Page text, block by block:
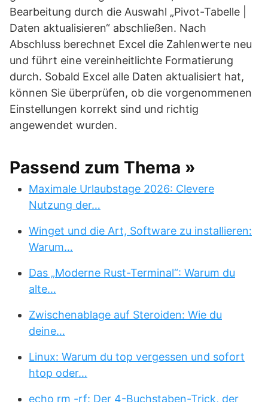
Bearbeitung durch die Auswahl „Pivot-Tabelle |
Daten aktualisieren“ abschließen. Nach
Abschluss berechnet Excel die Zahlenwerte neu
und führt eine vereinheitlichte Formatierung
durch. Sobald Excel alle Daten aktualisiert hat,
können Sie überprüfen, ob die vorgenommenen
Einstellungen korrekt sind und richtig
angewendet wurden.
Passend zum Thema »
Maximale Urlaubstage 2026: Clevere
Nutzung der…
Winget und die Art, Software zu installieren:
Warum…
Das „Moderne Rust-Terminal“: Warum du
alte…
Zwischenablage auf Steroiden: Wie du
deine…
Linux: Warum du top vergessen und sofort
htop oder…
echo rm -rf: Der 4-Buchstaben-Trick, der